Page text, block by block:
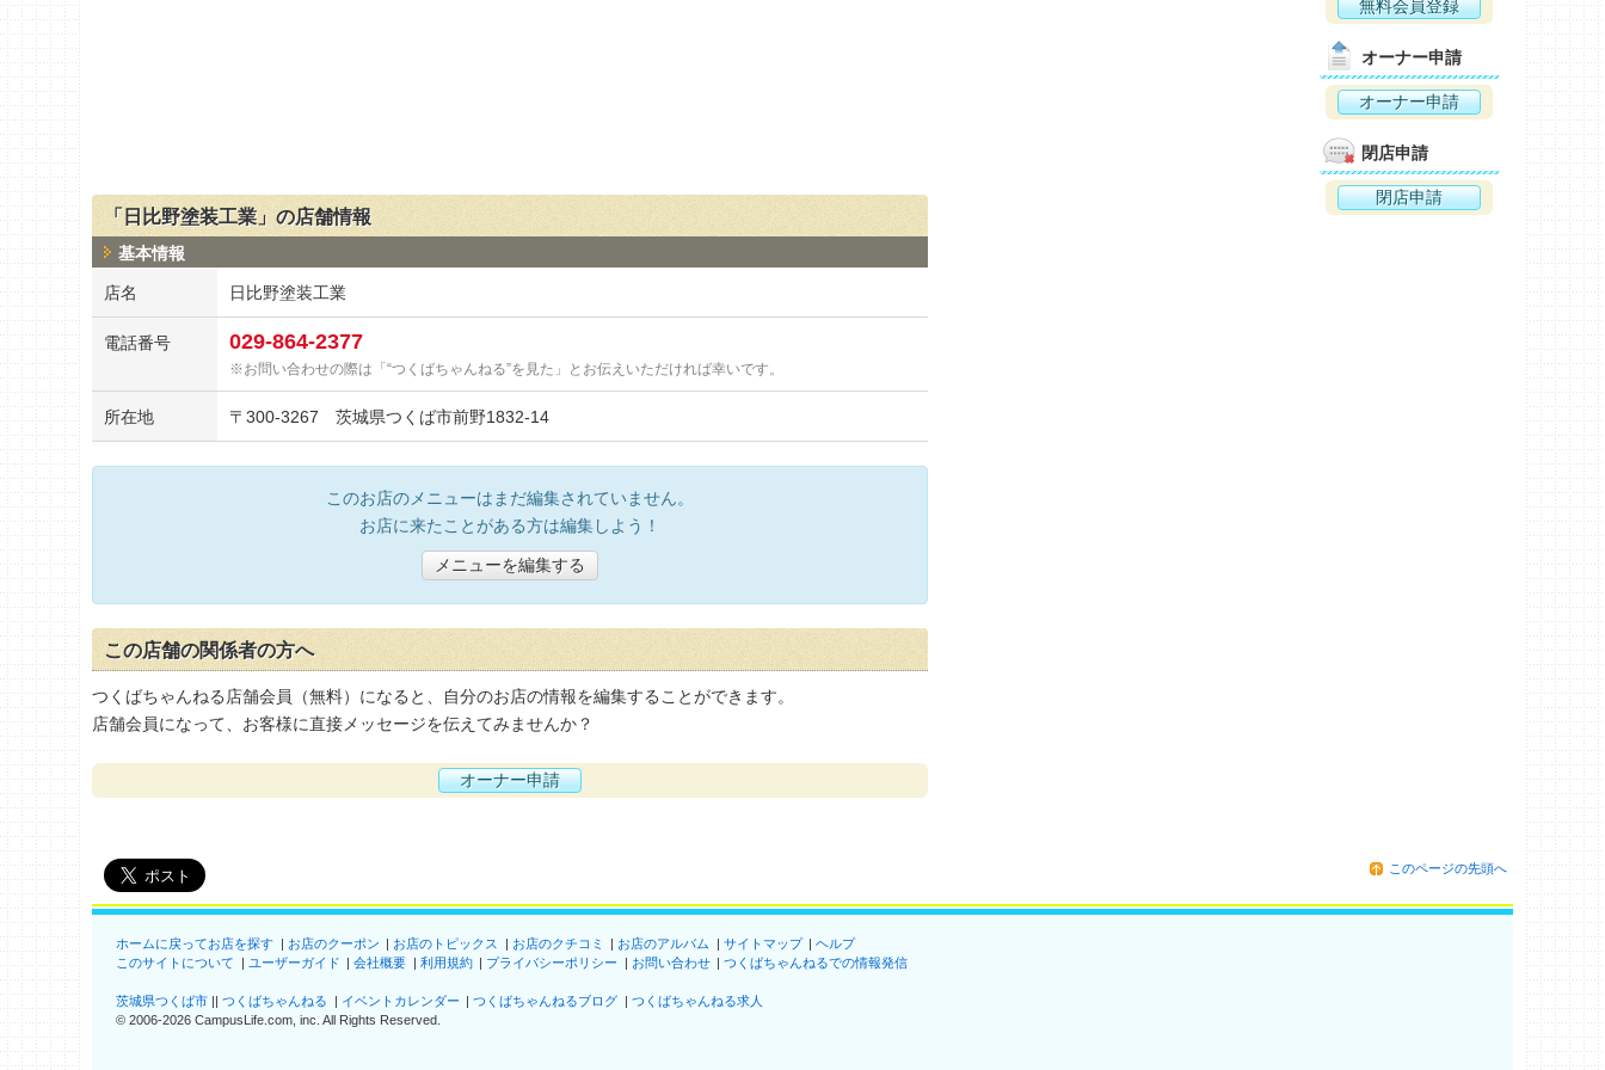
「日比野塗装工業」の店舗情報
基本情報
店名 日比野塗装工業
電話番号 029-864-2377
お問い合わせの際は「“つくばちゃんねる”を見た」とお伝えいただければ幸いです。
所在地 〒 300-3267 茨城県つくば市前野1832-14
このお店のメニューはまだ編集されていません。
お店に来たことがある方は編集しよう！
メニューを編集する
この店舗の関係者の方へ
つくばちゃんねる店舗会員（無料）になると、自分のお店の情報を編集することができます。
店舗会員になって、お客様に直接メッセージを伝えてみませんか？
オーナー申請
無料会員登録
オーナー申請
オーナー申請
閉店申請
閉店申請
このページの先頭へ
ホームに戻ってお店を探す お店のクーポン お店のトピックス お店のクチコミ お店のアルバム サイトマップ
ヘルプ
このサイトについて
ユーザーガイド 会社概要 利用規約 プライバシーポリシー お問い合わせ つくばちゃんねるでの情報発信
茨城県つくば市 つくばちゃんねる イベントカレンダー つくばちゃんねるブログ
つくばちゃんねる求人
© 2006-2026 CampusLife.com, inc. All Rights Reserved